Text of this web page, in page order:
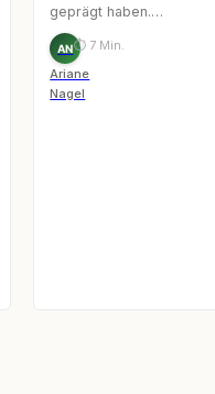
geprägt haben.…
AN
Ariane
Nagel
⏱ 7 Min.